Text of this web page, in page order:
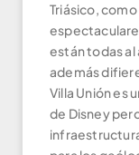
Triásico,
están todas al
además
Villa Unión es
de Disney